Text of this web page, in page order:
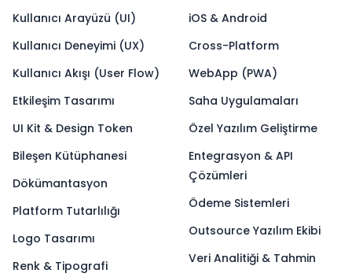
Kullanıcı Arayüzü (UI)
Kullanıcı Deneyimi (UX)
Kullanıcı Akışı (User Flow)
Etkileşim Tasarımı
UI Kit & Design Token
Bileşen Kütüphanesi
Dökümantasyon
Platform Tutarlılığı
Logo Tasarımı
Renk & Tipografi
iOS & Android
Cross-Platform
WebApp (PWA)
Saha Uygulamaları
Özel Yazılım Geliştirme
Entegrasyon & API
Çözümleri
Ödeme Sistemleri
Outsource Yazılım Ekibi
Veri Analitiği & Tahmin